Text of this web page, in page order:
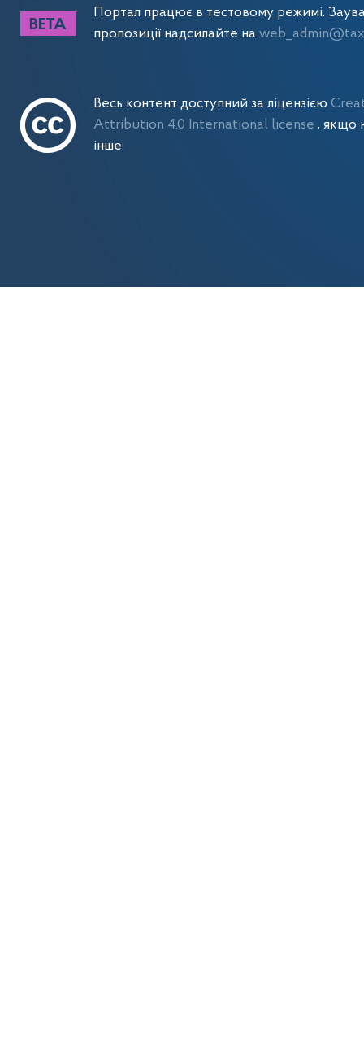
Портал працює в тестовому режимі.
пропозиції надсилайте на
Весь контент доступний за ліцензією
Attribution 4.0 International license , якщо
інше.